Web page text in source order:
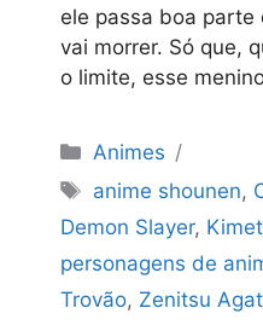
ele passa boa parte
vai morrer. Só que,
o limite, esse
Categorias
Animes
Tags
anime shounen,
Demon Slayer,
personagens de
Trovão, Zenitsu